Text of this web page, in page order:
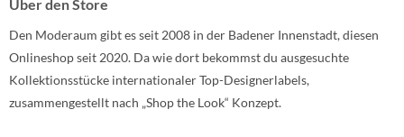
Über den Store
Den Moderaum gibt es seit 2008 in der Badener Innenstadt, diesen
Onlineshop seit 2020. Da wie dort bekommst du ausgesuchte
Kollektionsstücke internationaler Top-Designerlabels,
zusammengestellt nach „Shop the Look“ Konzept.